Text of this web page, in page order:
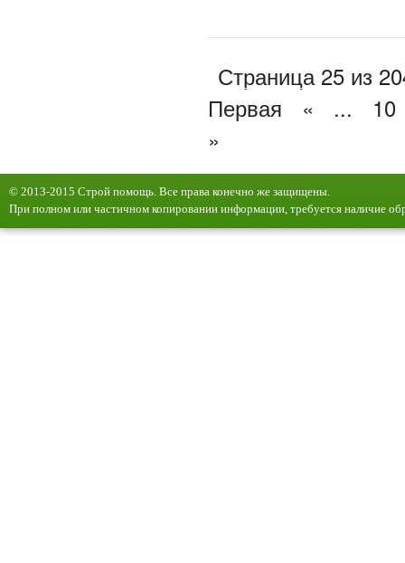
Страница 25 из
Первая
« ...
10
»
© 2013-2015 Строй помощь. Все права конечно же защищены.
При полном или частичном копировании информации, требуется наличие